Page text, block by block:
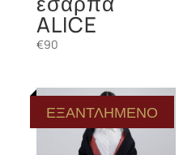
ALICE
€90
ΕΞΑΝΤΛΗΜΕΝΟ